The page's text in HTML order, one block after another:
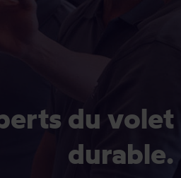
durable.